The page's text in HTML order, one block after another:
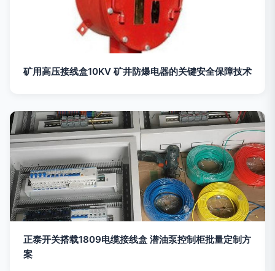
矿用高压接线盒10KV 矿井防爆电器的关键安全保障技术
正泰开关搭载1809电缆接线盒 潜油泵控制柜批量定制方
案